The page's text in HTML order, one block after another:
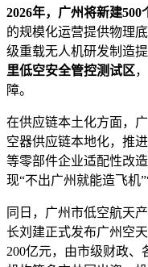
2026年，广州将新建500
的规模化运营提供物理底
级重载无人机研发制造
里低空安全管控测试区
障。
在供应链本土化方面，
空器供应链本地化，推
等零部件企业适配性改
现“不出广州就能造飞机
同日，广州市低空航天
长刘建正式发布广州空
200亿元，由市级财政